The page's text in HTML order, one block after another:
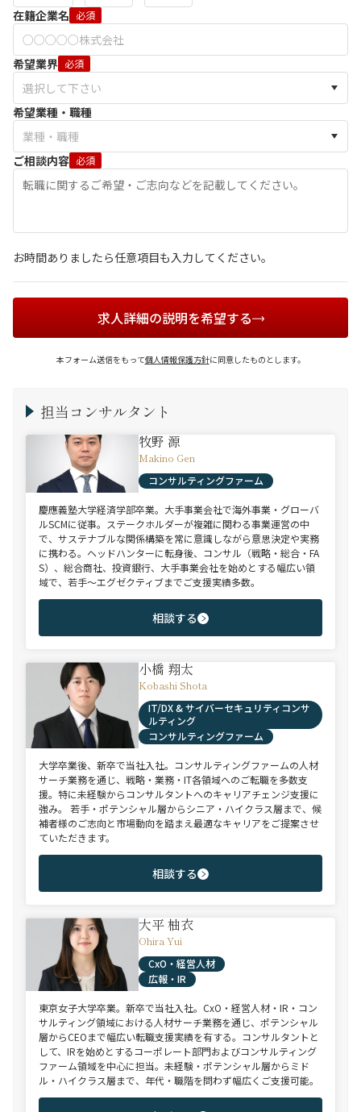
在籍企業名 必須
希望業界 必須
希望業種・職種
ご相談内容 必須
お時間ありましたら任意項目も入力してください。
求人詳細の説明を希望する
本フォーム送信をもって個人情報保護方針に同意したものとします。
担当コンサルタント
牧野 源
Makino Gen
コンサルティングファーム
慶應義塾大学経済学部卒業。大手事業会社で海外事業・グローバ
ルSCMに従事。ステークホルダーが複雑に関わる事業運営の中
で、サステナブルな関係構築を常に意識しながら意思決定や実務
に携わる。ヘッドハンターに転身後、コンサル（戦略・総合・FA
S）、総合商社、投資銀行、大手事業会社を始めとする幅広い領
域で、若手～エグゼクティブまでご支援実績多数。
相談する
小橋 翔太
Kobashi Shota
IT/DX & サイバーセキュリティコンサ
ルティング
コンサルティングファーム
大学卒業後、新卒で当社入社。コンサルティングファームの人材
サーチ業務を通じ、戦略・業務・IT各領域へのご転職を多数支
援。特に未経験からコンサルタントへのキャリアチェンジ支援に
強み。 若手・ポテンシャル層からシニア・ハイクラス層まで、候
補者様のご志向と市場動向を踏まえ最適なキャリアをご提案させ
ていただきます。
相談する
大平 柚衣
Ohira Yui
CxO・経営人材
広報・IR
東京女子大学卒業。新卒で当社入社。CxO・経営人材・IR・コン
サルティング領域における人材サーチ業務を通じ、ポテンシャル
層からCEOまで幅広い転職支援実績を有する。コンサルタントと
して、IRを始めとするコーポレート部門およびコンサルティング
ファーム領域を中心に担当。未経験・ポテンシャル層からミド
ル・ハイクラス層まで、年代・職階を問わず幅広くご支援可能。